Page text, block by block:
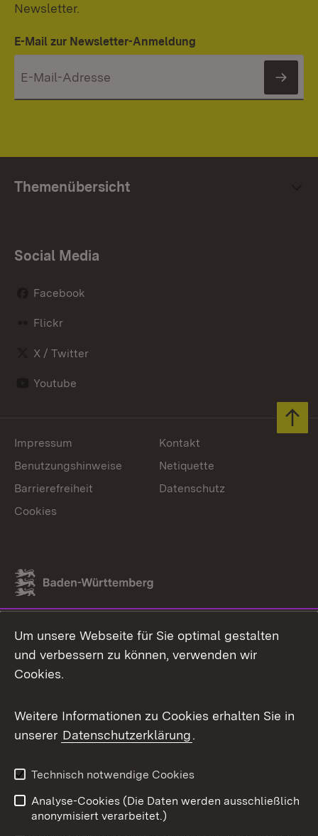
Newsletter.
E-Mail zur Newsletter-Anmeldung
Themenübersicht
Social Media
Facebook
Flickr
X / Twitter
Youtube
Link zum Landesportal
Impressum
Kontakt
Benutzungshinweise
Netiquette
Barrierefreiheit
Datenschutz
Cookies
Um unsere Webseite für Sie optimal gestalten
und verbessern zu können, verwenden wir
Cookies.
Weitere Informationen zu Cookies erhalten Sie in
unserer Datenschutzerklärung.
Technisch notwendige Cookies
Analyse-Cookies (Die Daten werden ausschließlich
anonymisiert verarbeitet.)